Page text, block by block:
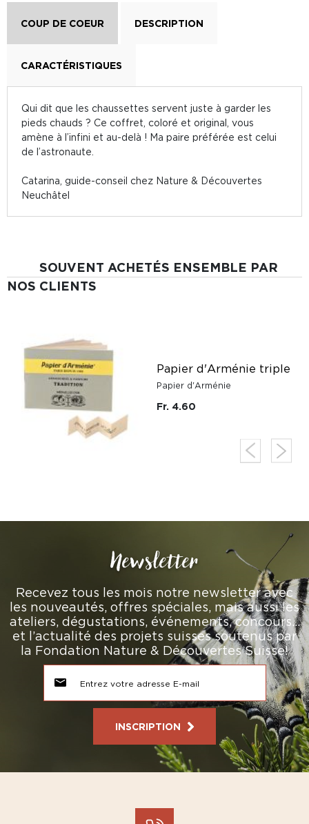
COUP DE COEUR DESCRIPTION
CARACTÉRISTIQUES
Qui dit que les chaussettes servent juste à garder les
pieds chauds ? Ce coffret, coloré et original, vous
amène à l’infini et au-delà ! Ma paire préférée est celui
de l’astronaute.
Catarina, guide-conseil chez Nature & Découvertes
Neuchâtel
SOUVENT ACHETÉS ENSEMBLE PAR
NOS CLIENTS
Papier d'Arménie triple
Papier d'Arménie
Fr. 4.60
Newsletter
Recevez tous les mois notre newsletter avec
les nouveautés, offres spéciales, mais aussi les
ateliers, dégustations, événements, concours…
et l’actualité des projets suisses soutenus par
la Fondation Nature & Découvertes Suisse!
INSCRIPTION